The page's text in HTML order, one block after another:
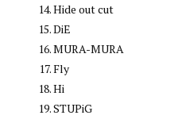
Hide out cut
DiE
MURA-MURA
Fly
Hi
STUPiG